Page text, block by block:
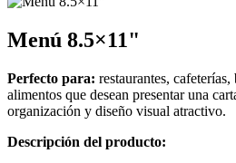
Menú 8.5×11"
Perfecto para: restaurantes,
alimentos que desean presentar una
organización y diseño visual atractivo.
Descripción del producto: